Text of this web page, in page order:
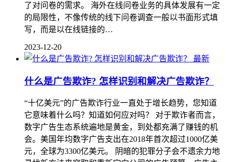
了对问卷的需求。 海外在线问卷业务的具体发展有一定
的局限性，不像传统的线下问卷调查一般以书面形式填
写，而是以在线链接的…
2023-12-20
最新
什么是广告欺诈? 怎样识别和解决广告欺诈？
“十亿美元”的广告欺诈行业一直处于增长趋势，您知道
它意味着什么吗？知道如何应对吗？ 对于欺诈者而言，
数字广告生态系统遍地是黄金，到处都充满了赚钱的机
会。美国年均数字广告支出在2018年首次超过1000亿美
元，全球为3300亿美元。 阴暗的犯罪分子会不遗余力地